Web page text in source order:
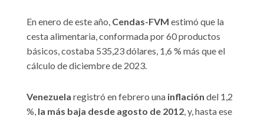
En enero de este año, Cendas-FVM estimó que la
cesta alimentaria, conformada por 60 productos
básicos, costaba 535,23 dólares, 1,6 % más que el
cálculo de diciembre de 2023.
Venezuela registró en febrero una inflación del 1,2
%, la más baja desde agosto de 2012, y, hasta ese